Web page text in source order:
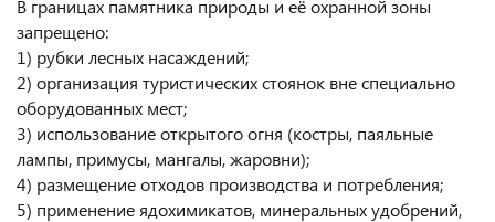
В границах памятника природы и её охранной зоны
запрещено:
1) рубки лесных насаждений;
2) организация туристических стоянок вне специально
оборудованных мест;
3) использование открытого огня (костры, паяльные
лампы, примусы, мангалы, жаровни);
4) размещение отходов производства и потребления;
5) применение ядохимикатов, минеральных удобрений,